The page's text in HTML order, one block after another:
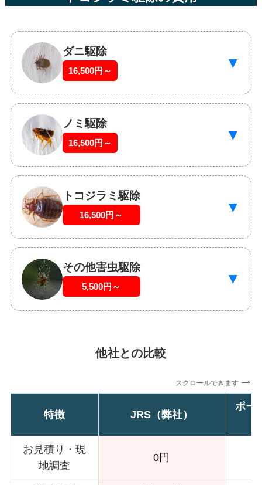
ダニ駆除
16,500円～ ▼
ノミ駆除
16,500円～ ▼
トコジラミ駆除
16,500円～ ▼
その他害虫駆除
5,500円～ ▼
他社との比較
スクロールできます
特徴 JRS（弊社）
ポー
お見積り・現
地調査
0円